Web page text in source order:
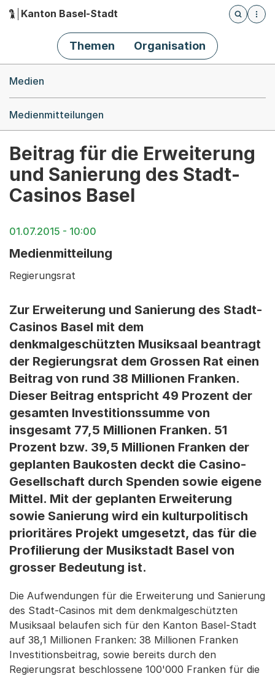
Hauptnavigation
Kanton Basel-Stadt
Öffnet
Themen Organisation
Medien
Medienmitteilungen
Beitrag für die Erweiterung
und Sanierung des Stadt-
Casinos Basel
01.07.2015 - 10:00
Medienmitteilung
Regierungsrat
Zur Erweiterung und Sanierung des Stadt-
Casinos Basel mit dem
denkmalgeschützten Musiksaal beantragt
der Regierungsrat dem Grossen Rat einen
Beitrag von rund 38 Millionen Franken.
Dieser Beitrag entspricht 49 Prozent der
gesamten Investitionssumme von
insgesamt 77,5 Millionen Franken. 51
Prozent bzw. 39,5 Millionen Franken der
geplanten Baukosten deckt die Casino-
Gesellschaft durch Spenden sowie eigene
Mittel. Mit der geplanten Erweiterung
sowie Sanierung wird ein kulturpolitisch
prioritäres Projekt umgesetzt, das für die
Profilierung der Musikstadt Basel von
grosser Bedeutung ist.
Die Aufwendungen für die Erweiterung und Sanierung
des Stadt-Casinos mit dem denkmalgeschützten
Musiksaal belaufen sich für den Kanton Basel-Stadt
auf 38,1 Millionen Franken: 38 Millionen Franken
Investitionsbeitrag, sowie bereits durch den
Regierungsrat beschlossene 100'000 Franken für die